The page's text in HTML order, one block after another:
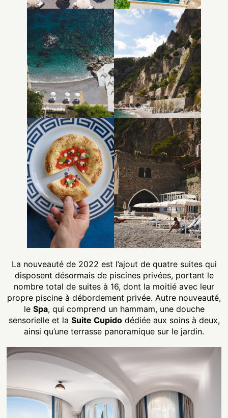
La nouveauté de 2022 est l’ajout de quatre suites qui
disposent désormais de piscines privées, portant le
nombre total de suites à 16, dont la moitié avec leur
propre piscine à débordement privée. Autre nouveauté,
le Spa, qui comprend un hammam, une douche
sensorielle et la Suite Cupidodédiée aux soins à deux,
ainsi qu’une terrasse panoramique sur le jardin.